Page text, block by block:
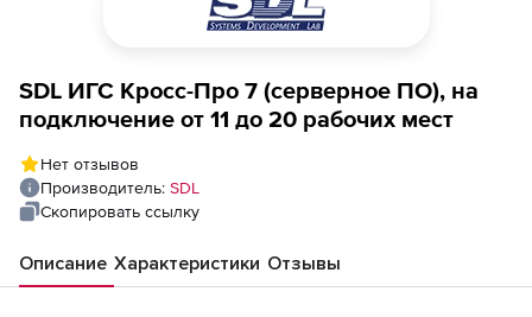
SDL ИГС Кросс-Про 7 (серверное ПО), на
подключение от 11 до 20 рабочих мест
Нет отзывов
Производитель: SDL
Скопировать ссылку
Описание Характеристики Отзывы